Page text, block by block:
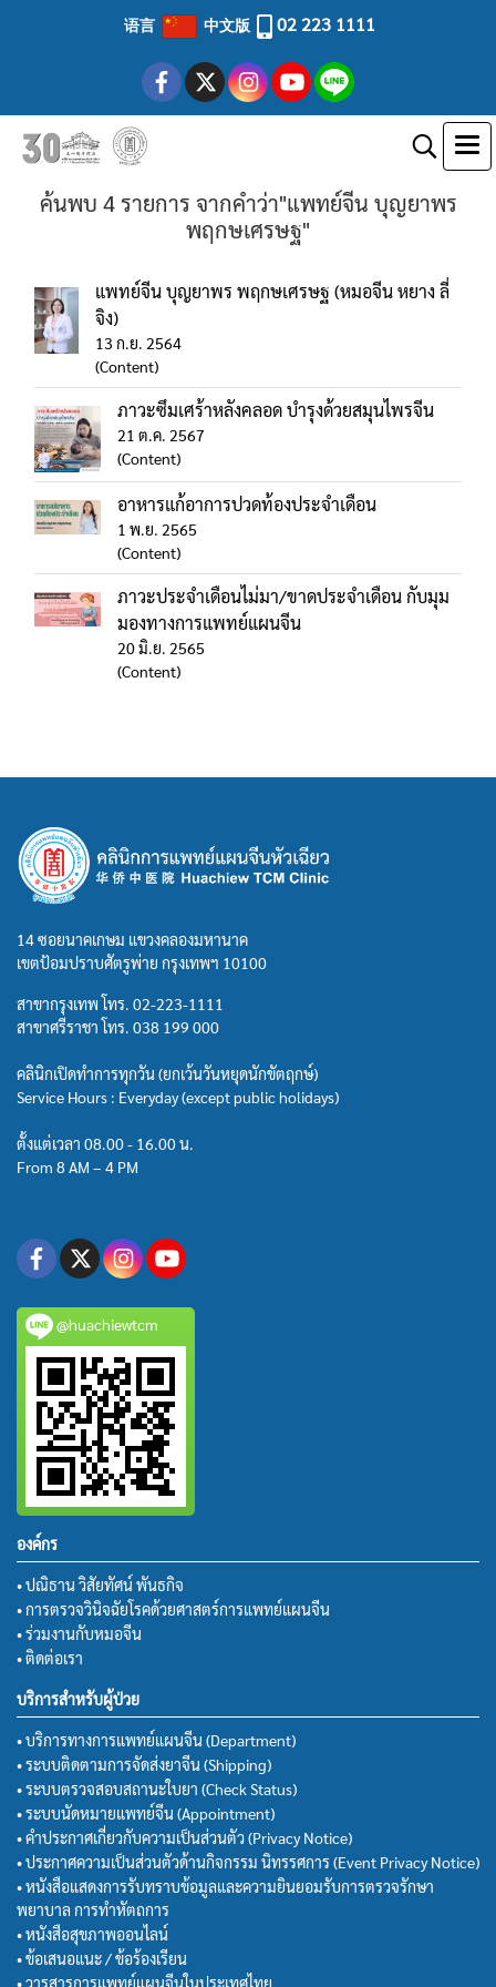
语言 中文版 02 223 1111
ค้นพบ 4 รายการ จากคำว่า"แพทย์จีน บุญยาพร
พฤกษเศรษฐ"
แพทย์จีน บุญยาพร พฤกษเศรษฐ (หมอจีน หยาง ลี่
จิง)
13 ก.ย. 2564
(Content)
ภาวะซึมเศร้าหลังคลอด บำรุงด้วยสมุนไพรจีน
21 ต.ค. 2567
(Content)
อาหารแก้อาการปวดท้องประจำเดือน
1 พ.ย. 2565
(Content)
ภาวะประจำเดือนไม่มา/ขาดประจำเดือน กับมุม
มองทางการแพทย์แผนจีน
20 มิ.ย. 2565
(Content)
14 ซอยนาคเกษม แขวงคลองมหานาค
เขตป้อมปราบศัตรูพ่าย กรุงเทพฯ 10100
สาขากรุงเทพ โทร. 02-223-1111
สาขาศรีราชา โทร. 038 199 000
คลินิกเปิดทำการทุกวัน (ยกเว้นวันหยุดนักขัตฤกษ์)
Service Hours : Everyday (except public holidays)
ตั้งแต่เวลา 08.00 - 16.00 น.
From 8 AM – 4 PM
@huachiewtcm
องค์กร
• ปณิธาน วิสัยทัศน์ พันธกิจ
• การตรวจวินิจฉัยโรคด้วยศาสตร์การแพทย์แผนจีน
• ร่วมงานกับหมอจีน
• ติดต่อเรา
บริการสำหรับผู้ป่วย
• บริการทางการแพทย์แผนจีน (Department)
• ระบบติดตามการจัดส่งยาจีน (Shipping)
• ระบบตรวจสอบสถานะใบยา (Check Status)
• ระบบนัดหมายแพทย์จีน (Appointment)
• คำประกาศเกี่ยวกับความเป็นส่วนตัว (Privacy Notice)
• ประกาศความเป็นส่วนตัวด้านกิจกรรม นิทรรศการ (Event Privacy Notice)
• หนังสือแสดงการรับทราบข้อมูลและความยินยอมรับการตรวจรักษา
พยาบาล การทำหัตถการ
• หนังสือสุขภาพออนไลน์
• ข้อเสนอแนะ / ข้อร้องเรียน
• วารสารการแพทย์แผนจีนในประเทศไทย